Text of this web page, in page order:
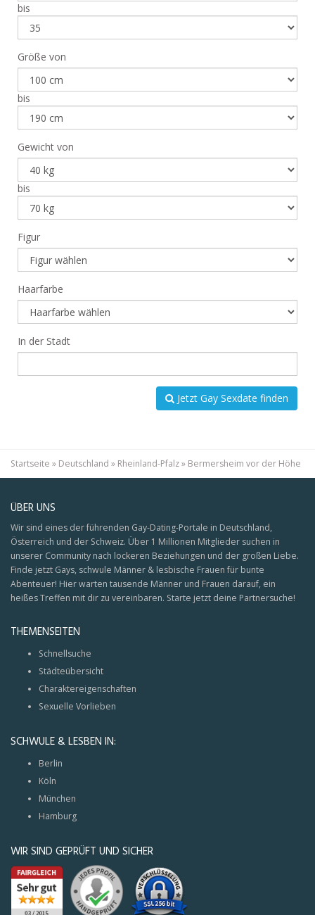
bis
Größe von
bis
Gewicht von
bis
Figur
Haarfarbe
In der Stadt
Jetzt Gay Sexdate finden
Startseite » Deutschland » Rheinland-Pfalz» Bermersheim vor der Höhe
ÜBER UNS
Wir sind eines der führenden Gay-Dating-Portale in Deutschland,
Österreich und der Schweiz. Über 1 Millionen Mitglieder suchen in
unserer Community nach lockeren Beziehungen und der großen Liebe.
Finde jetzt Gays, schwule Männer & lesbische Frauen für bunte
Abenteuer! Hier warten tausende Männer und Frauen darauf, ein
heißes Treffen mit dir zu vereinbaren. Starte jetzt deine Partnersuche!
THEMENSEITEN
Schnellsuche
Städteübersicht
Charaktereigenschaften
Sexuelle Vorlieben
SCHWULE & LESBEN IN:
Berlin
Köln
München
Hamburg
WIR SIND GEPRÜFT UND SICHER